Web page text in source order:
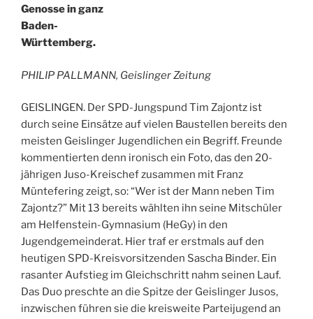
Genosse in ganz
Baden-
Württemberg.
PHILIP PALLMANN, Geislinger Zeitung
GEISLINGEN. Der SPD-Jungspund Tim Zajontz ist
durch seine Einsätze auf vielen Baustellen bereits den
meisten Geislinger Jugendlichen ein Begriff. Freunde
kommentierten denn ironisch ein Foto, das den 20-
jährigen Juso-Kreischef zusammen mit Franz
Müntefering zeigt, so: “Wer ist der Mann neben Tim
Zajontz?” Mit 13 bereits wählten ihn seine Mitschüler
am Helfenstein-Gymnasium (HeGy) in den
Jugendgemeinderat. Hier traf er erstmals auf den
heutigen SPD-Kreisvorsitzenden Sascha Binder. Ein
rasanter Aufstieg im Gleichschritt nahm seinen Lauf.
Das Duo preschte an die Spitze der Geislinger Jusos,
inzwischen führen sie die kreisweite Parteijugend an